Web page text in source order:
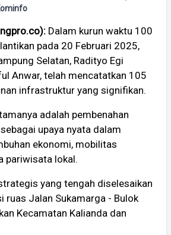
Dalam kurun waktu 100
pada 20 Februari 2025,
Selatan, Radityo Egi
Anwar, telah mencatatkan 105
infrastruktur yang signifikan.
adalah pembenahan
upaya nyata dalam
ekonomi, mobilitas
pariwisata lokal.
yang tengah diselesaikan
ruas Jalan Sukamarga - Bulok
Kecamatan Kalianda dan